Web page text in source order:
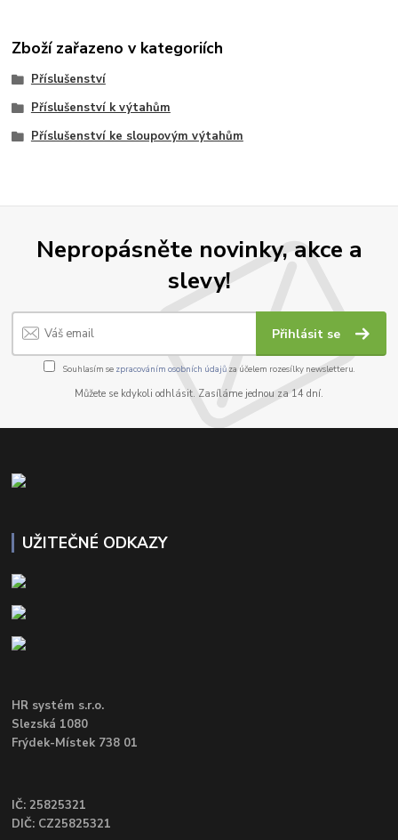
Zboží zařazeno v kategoriích
Příslušenství
Příslušenství k výtahům
Příslušenství ke sloupovým výtahům
Nepropásněte novinky, akce a
slevy!
Přihlásit se
Souhlasím se zpracováním osobních údajůza účelem rozesílky newsletteru.
Můžete se kdykoli odhlásit. Zasíláme jednou za 14 dní.
UŽITEČNÉ ODKAZY
HR systém s.r.o.
Slezská 1080
Frýdek-Místek 738 01
IČ: 25825321
DIČ: CZ25825321